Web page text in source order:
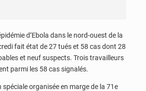
d’Ebola dans le nord-ouest de la
fait état de 27 tués et 58 cas dont 28
et neuf suspects. Trois travailleurs
parmi les 58 cas signalés.
spéciale organisée en marge de la 71e